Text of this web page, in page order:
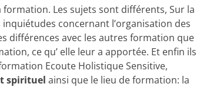
Les sujets sont différents, Sur la
concernant l’organisation des
différences avec les autres formation que
ce qu’ elle leur a apportée. Et enfin ils
Ecoute Holistique Sensitive,
spirituel ainsi que le lieu de formation: la